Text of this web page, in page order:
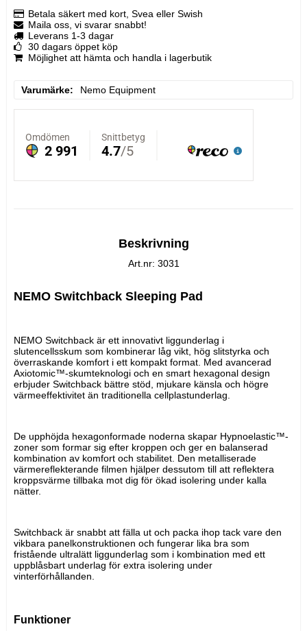
Betala säkert med kort, Svea eller Swish
Maila oss, vi svarar snabbt!
Leverans 1-3 dagar
30 dagars öppet köp
Möjlighet att hämta och handla i lagerbutik
Varumärke Nemo Equipment
Beskrivning
Art.nr: 3031
NEMO Switchback Sleeping Pad
NEMO Switchback är ett innovativt liggunderlag i
slutencellsskum som kombinerar låg vikt, hög slitstyrka och
överraskande komfort i ett kompakt format. Med avancerad
Axiotomic™-skumteknologi och en smart hexagonal design
erbjuder Switchback bättre stöd, mjukare känsla och högre
värmeeffektivitet än traditionella cellplastunderlag.
De upphöjda hexagonformade noderna skapar Hypnoelastic™-
zoner som formar sig efter kroppen och ger en balanserad
kombination av komfort och stabilitet. Den metalliserade
värmereflekterande filmen hjälper dessutom till att reflektera
kroppsvärme tillbaka mot dig för ökad isolering under kalla
nätter.
Switchback är snabbt att fälla ut och packa ihop tack vare den
vikbara panelkonstruktionen och fungerar lika bra som
fristående ultralätt liggunderlag som i kombination med ett
uppblåsbart underlag för extra isolering under
vinterförhållanden.
Funktioner